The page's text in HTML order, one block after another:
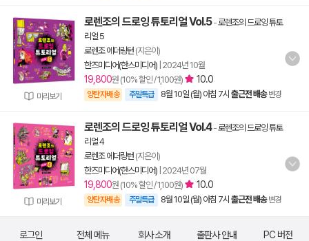
미리보기
로렌조의 드로잉 튜토리얼 Vol.5-로렌조의 드로잉 튜토
리얼 5
로렌조 에더링턴 (지은이)
한즈미디어(한스미디어) 2024년 10월
19,800원 (10% 할인 / 1,100원) 10.0
양탄자배송 주말특급 8월 10일 (월) 아침 7시 출근전 배송 변경
미리보기
로렌조의 드로잉 튜토리얼 Vol.4-로렌조의 드로잉 튜토
리얼 4
로렌조 에더링턴 (지은이)
한즈미디어(한스미디어) 2024년 07월
19,800원 (10% 할인 / 1,100원) 10.0
양탄자배송 주말특급 8월 10일 (월) 아침 7시 출근전 배송 변경
로그인 전체 메뉴 회사 소개 출판사 안내 PC 버전